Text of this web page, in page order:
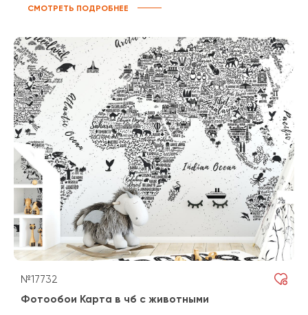
СМОТРЕТЬ ПОДРОБНЕЕ
№17732
Фотообои Карта в чб с животными